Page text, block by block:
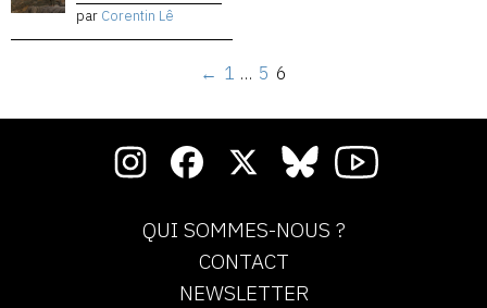
par Corentin Lê
← 1 … 5 6
QUI SOMMES-NOUS ?
CONTACT
NEWSLETTER